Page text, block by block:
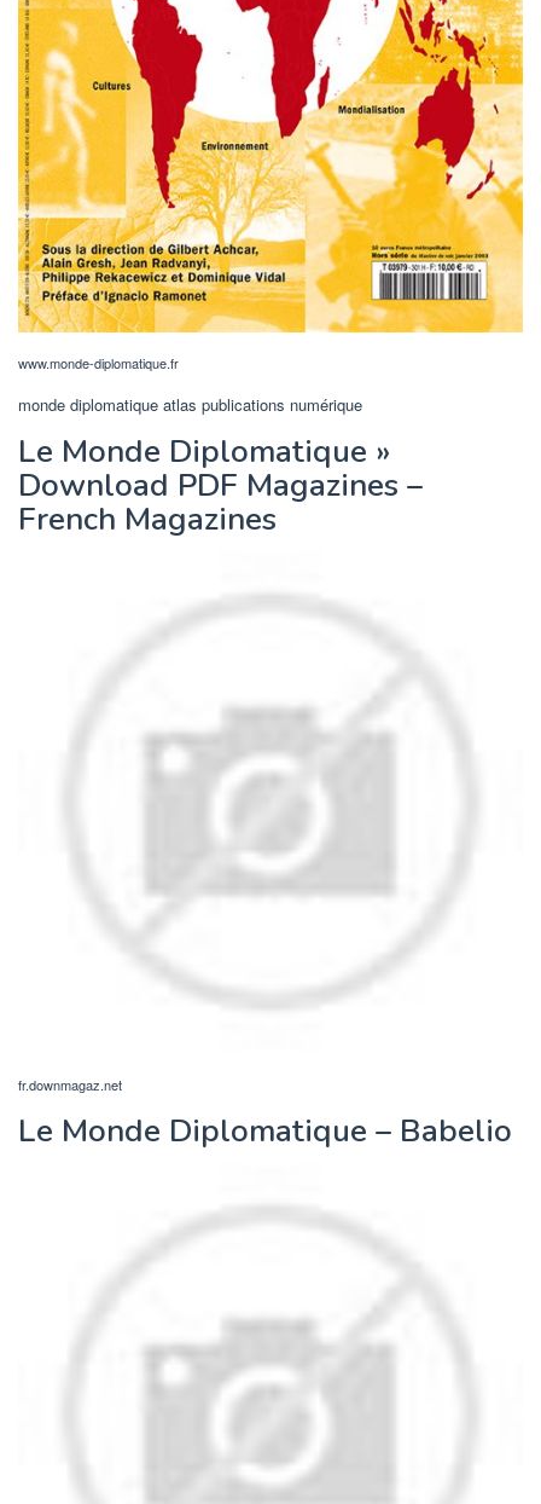
www.monde-diplomatique.fr
monde diplomatique atlas publications numérique
Le Monde Diplomatique »
Download PDF Magazines –
French Magazines
fr.downmagaz.net
Le Monde Diplomatique – Babelio